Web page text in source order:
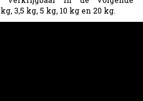
3,5 kg, 5 kg, 10 kg en 20 kg.